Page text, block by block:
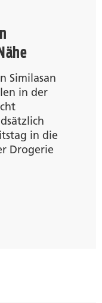
Similasan
in der
in die
Drogerie